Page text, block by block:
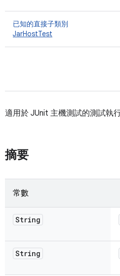
已知的直接子類別
JarHostTest
適用於 JUnit 主機測試的測試執
摘要
常數
String
String